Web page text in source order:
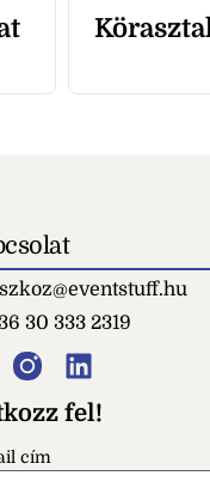
30 333 2319
fel!
cím